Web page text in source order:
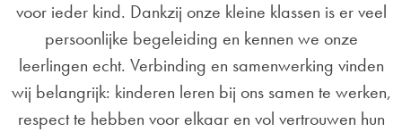
voor ieder kind. Dankzij onze kleine klassen is er veel
persoonlijke begeleiding en kennen we onze
leerlingen echt. Verbinding en samenwerking vinden
wij belangrijk: kinderen leren bij ons samen te werken,
respect te hebben voor elkaar en vol vertrouwen hun